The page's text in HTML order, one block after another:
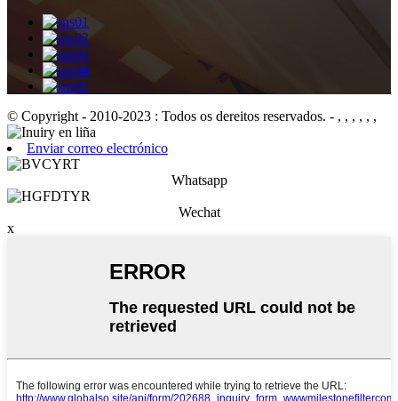
© Copyright - 2010-2023 : Todos os dereitos reservados. - , , , , , ,
Enviar correo electrónico
Whatsapp
Wechat
x